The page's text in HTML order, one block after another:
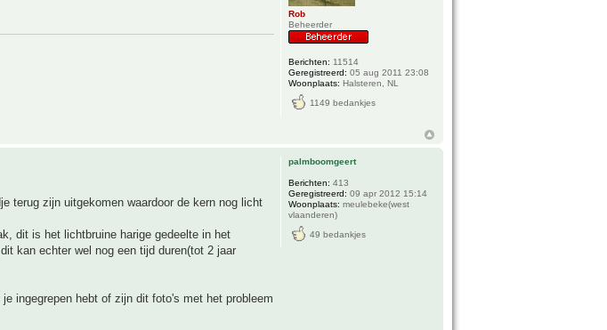
Rob
Beheerder
Berichten: 11514
Geregistreerd: 05 aug 2011 23:08
Woonplaats: Halsteren, NL
1149 bedankjes
terug zijn uitgekomen waardoor de kern nog licht
dit is het lichtbruine harige gedeelte in het
kan echter wel nog een tijd duren(tot 2 jaar
ingegrepen hebt of zijn dit foto's met het probleem
palmboomgeert
Berichten: 413
Geregistreerd: 09 apr 2012 15:14
Woonplaats: meulebeke(west
vlaanderen)
49 bedankjes